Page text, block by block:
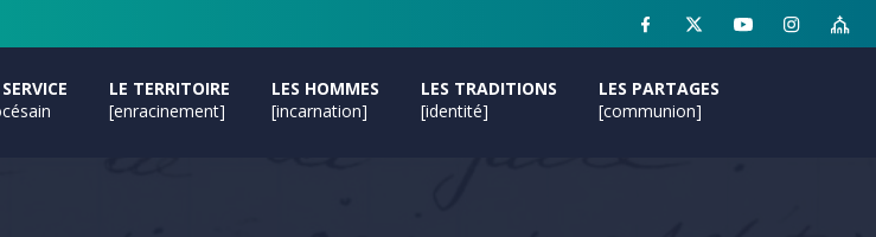
LE TERRITOIRE
[enracinement]
LES HOMMES
[incarnation]
LES TRADITIONS
[identité]
LES PARTAGES
[communion]